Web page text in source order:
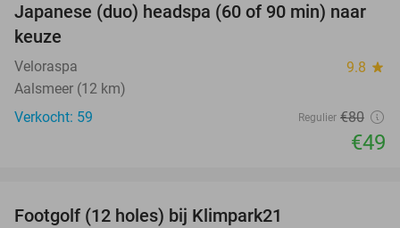
39%
Japanese (duo) headspa (60 of 90 min) naar
keuze
Veloraspa 9.8 star
Aalsmeer (12 km)
Verkocht: 59
Regulier €80
€49
Footgolf (12 holes) bij Klimpark21